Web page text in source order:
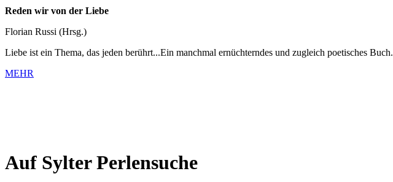
Reden wir von der Liebe
Florian Russi (Hrsg.)
Liebe ist ein Thema, das jeden berührt...Ein manchmal ernüchterndes und zugleich poetisches Buch.
MEHR
Auf Sylter Perlensuche